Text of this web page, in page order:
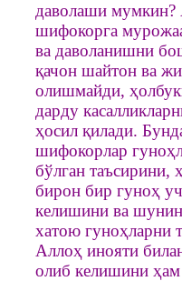
даволаши мумкин?
шифокорга
ва даволанишни
қачон шайтон ва
олишмайди,
дарду
ҳосил қилади.
шифокорлар
бўлган таъсирини,
бирон бир гуноҳ
келишини ва
хатою гуноҳларни
Аллоҳ инояти
олиб келишини